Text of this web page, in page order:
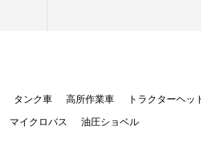
タンク車 高所作業車 トラクターヘッ
マイクロバス 油圧ショベル